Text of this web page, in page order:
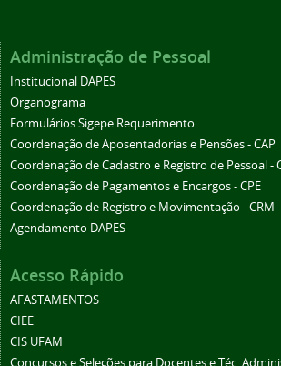
Administração de Pessoal
Institucional DAPES
Organograma
Formulários Sigepe Requerimento
Coordenação de Aposentadorias e Pensões - CAP
Coordenação de Cadastro e Registro de Pessoal -
Coordenação de Pagamentos e Encargos - CPE
Coordenação de Registro e Movimentação - CRM
Agendamento DAPES
Acesso Rápido
AFASTAMENTOS
CIEE
CIS UFAM